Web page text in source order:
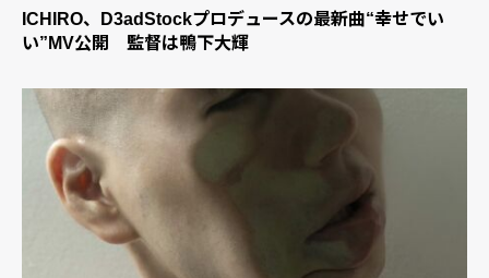
ICHIRO、D3adStockプロデュースの最新曲“幸せでい
い”MV公開 監督は鴨下大輝